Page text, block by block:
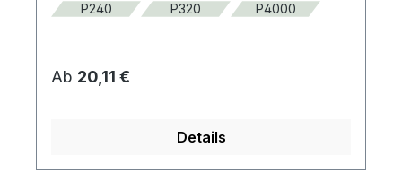
P240 P320 P4000
Regulärer Preis:
Ab 20,11 €
Details